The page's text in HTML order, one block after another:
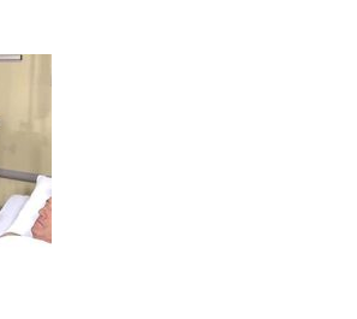
whatsapp: 54 9 11 6230 2470